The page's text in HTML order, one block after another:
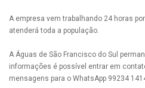
A empresa vem trabalhando 24 horas
atenderá toda a população.
A Águas de São Francisco do Sul
informações é possível entrar em
mensagens para o WhatsApp 99234